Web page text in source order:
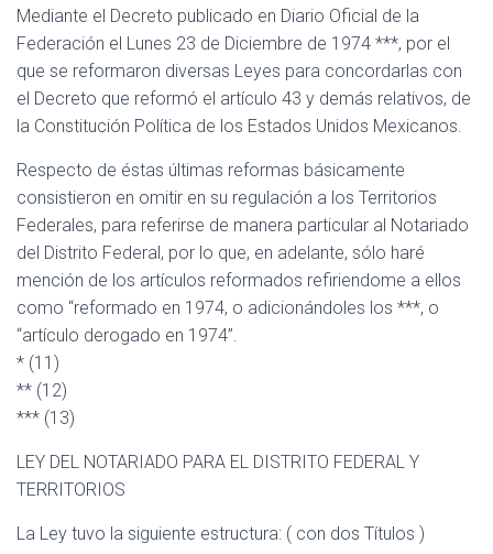
Mediante el Decreto publicado en Diario Oficial de la
Federación el Lunes 23 de Diciembre de 1974 ***, por el
que se reformaron diversas Leyes para concordarlas con
el Decreto que reformó el artículo 43 y demás relativos, de
la Constitución Política de los Estados Unidos Mexicanos.
Respecto de éstas últimas reformas básicamente
consistieron en omitir en su regulación a los Territorios
Federales, para referirse de manera particular al Notariado
del Distrito Federal, por lo que, en adelante, sólo haré
mención de los artículos reformados refiriendome a ellos
como “reformado en 1974, o adicionándoles los ***, o
“artículo derogado en 1974”.
* (11)
** (12)
*** (13)
LEY DEL NOTARIADO PARA EL DISTRITO FEDERAL Y
TERRITORIOS
La Ley tuvo la siguiente estructura: ( con dos Títulos )